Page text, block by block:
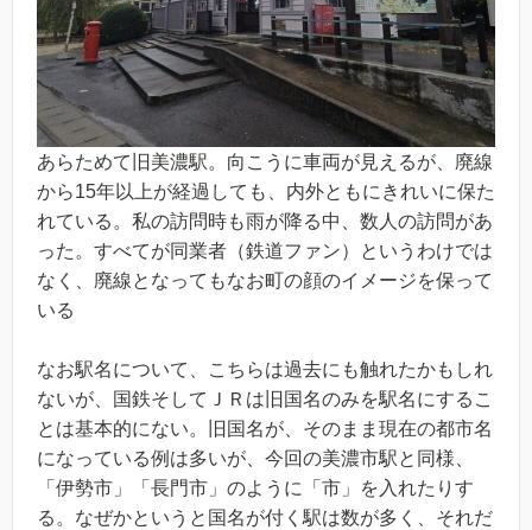
あらためて旧美濃駅。向こうに車両が見えるが、廃線
から15年以上が経過しても、内外ともにきれいに保た
れている。私の訪問時も雨が降る中、数人の訪問があ
った。すべてが同業者（鉄道ファン）というわけでは
なく、廃線となってもなお町の顔のイメージを保って
いる
なお駅名について、こちらは過去にも触れたかもしれ
ないが、国鉄そしてＪＲは旧国名のみを駅名にするこ
とは基本的にない。旧国名が、そのまま現在の都市名
になっている例は多いが、今回の美濃市駅と同様、
「伊勢市」「長門市」のように「市」を入れたりす
る。なぜかというと国名が付く駅は数が多く、それだ